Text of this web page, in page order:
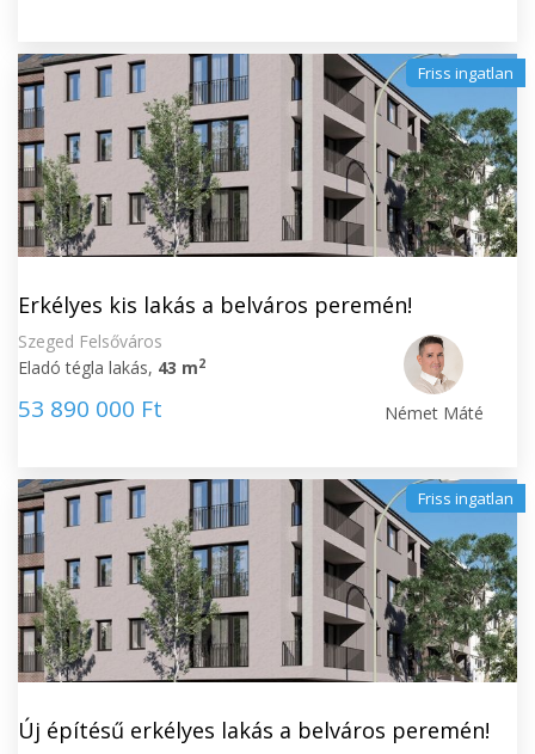
Friss ingatlan
Erkélyes kis lakás a belváros peremén!
Szeged Felsőváros
Eladó tégla lakás, 43 m2
53 890 000 Ft Német Máté
Friss ingatlan
Új építésű erkélyes lakás a belváros peremén!